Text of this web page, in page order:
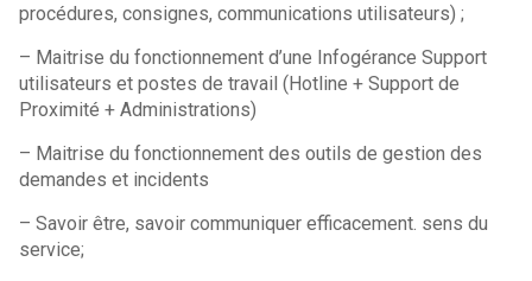
procédures, consignes, communications utilisateurs) ;
– Maitrise du fonctionnement d’une Infogérance Support
utilisateurs et postes de travail (Hotline + Support de
Proximité + Administrations)
– Maitrise du fonctionnement des outils de gestion des
demandes et incidents
– Savoir être, savoir communiquer efficacement. sens du
service;